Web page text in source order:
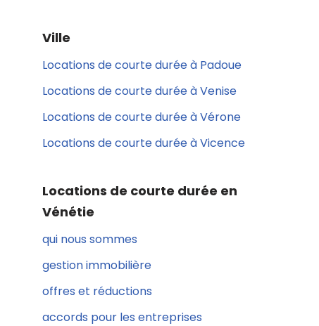
Ville
Locations de courte durée à Padoue
Locations de courte durée à Venise
Locations de courte durée à Vérone
Locations de courte durée à Vicence
Locations de courte durée en
Vénétie
qui nous sommes
gestion immobilière
offres et réductions
accords pour les entreprises